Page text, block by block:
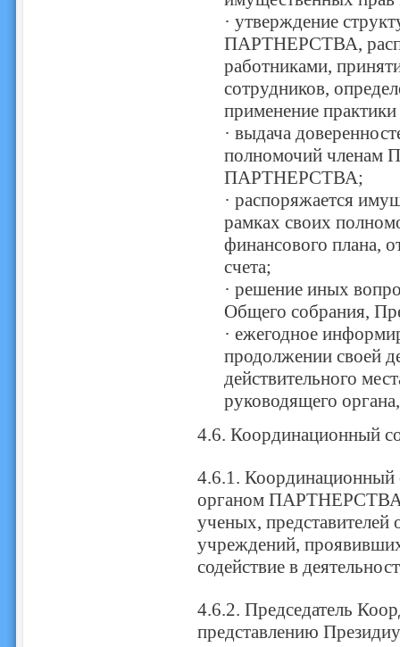
· утверждение
ПАРТНЕРСТВА,
работниками,
сотрудников,
применение
· выдача
полномочий членам
ПАРТНЕРСТВА;
· распоряжается
рамках своих
финансового плана,
счета;
· решение иных
Общего собрания,
· ежегодное
продолжении своей
действительного
руководящего
4.6. Координационный
4.6.1. Координационный
органом ПАРТНЕРСТВА и
ученых, представителей
учреждений,
содействие в
4.6.2. Председатель
представлению